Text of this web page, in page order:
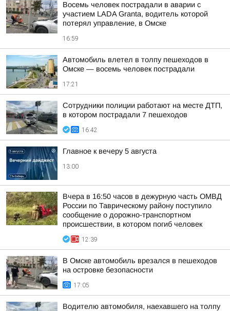
Восемь человек пострадали в аварии с
участием LADA Granta, водитель которой
потерял управление, в Омске
16:59
Автомобиль влетел в толпу пешеходов в
Омске — восемь человек пострадали
17:21
Сотрудники полиции работают на месте ДТП,
в котором пострадали 7 пешеходов
16:42
Главное к вечеру 5 августа
13:00
Вчера в 16:50 часов в дежурную часть ОМВД
России по Таврическому району поступило
сообщение о дорожно-транспортном
происшествии, в котором погиб человек
12:39
В Омске автомобиль врезался в пешеходов
на островке безопасности
17:05
Водителю автомобиля, наехавшего на толпу